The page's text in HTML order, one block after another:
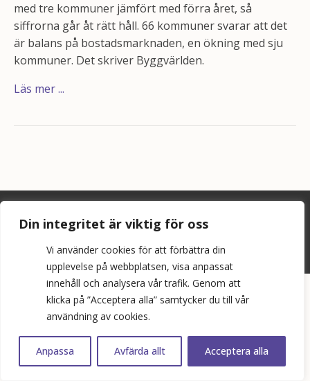
Din integritet är viktig för oss
Vi använder cookies för att förbättra din
upplevelse på webbplatsen, visa anpassat
innehåll och analysera vår trafik. Genom att
klicka på ”Acceptera alla” samtycker du till vår
användning av cookies.
Anpassa Avfärda allt Acceptera alla
med tre kommuner jämfört med förra året, så
siffrorna går åt rätt håll. 66 kommuner svarar att det
är balans på bostadsmarknaden, en ökning med sju
kommuner. Det skriver Byggvärlden.
Läs mer ...
info@bostadspolitik.se
0704-57 90 06